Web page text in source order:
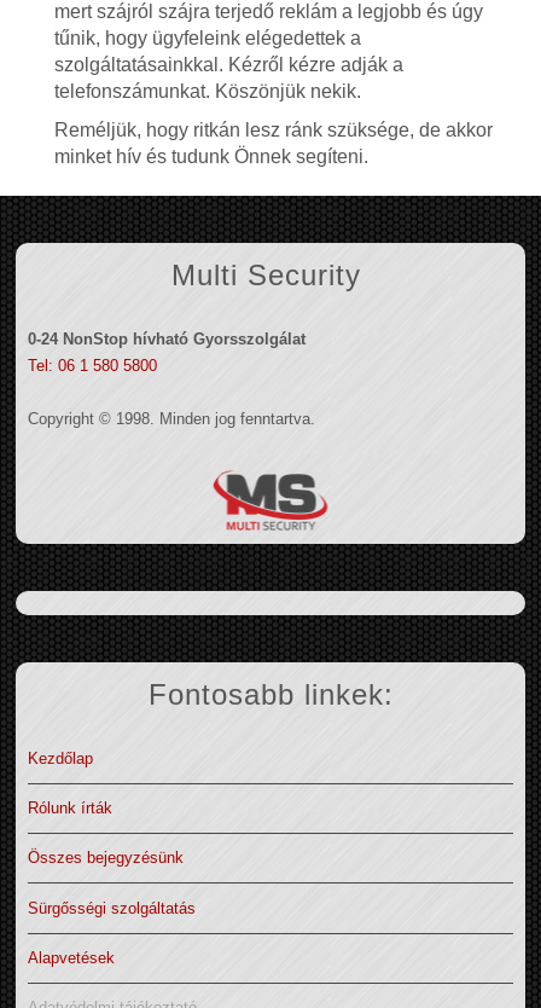
mert szájról szájra terjedő reklám a legjobb és úgy
tűnik, hogy ügyfeleink elégedettek a
szolgáltatásainkkal. Kézről kézre adják a
telefonszámunkat. Köszönjük nekik.
Reméljük, hogy ritkán lesz ránk szüksége, de akkor
minket hív és tudunk Önnek segíteni.
Multi Security
0-24 NonStop hívható Gyorsszolgálat
Tel: 06 1 580 5800
Copyright © 1998. Minden jog fenntartva.
Fontosabb linkek:
Kezdőlap
Rólunk írták
Összes bejegyzésünk
Sürgősségi szolgáltatás
Alapvetések